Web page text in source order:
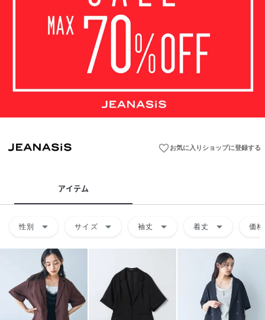
favorite_borderお気に入りショップに登録する
アイテム
性別 arrow_drop_down サイズ arrow_drop_down 袖丈 arrow_drop_down 着丈 arrow_drop_down 価格